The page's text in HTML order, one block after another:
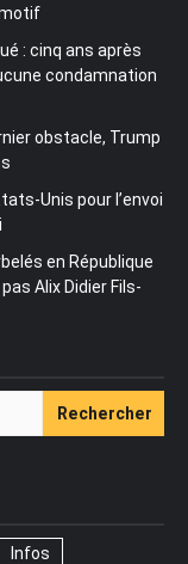
: cinq ans après
condamnation
obstacle, Trump
Unis pour l’envoi
en République
Alix Didier Fils-
Infos